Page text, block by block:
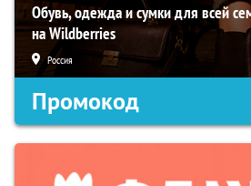
Обувь, одежда и сумки для всей
на Wildberries
Россия
Промокод